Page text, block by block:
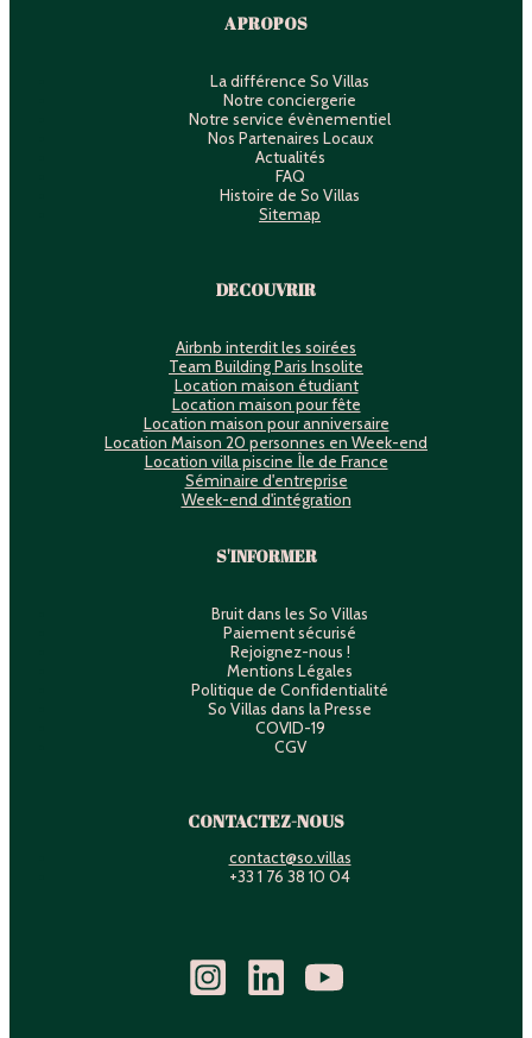
A PROPOS
La différence So Villas
Notre conciergerie
Notre service évènementiel
Nos Partenaires Locaux
Actualités
FAQ
Histoire de So Villas
Sitemap
DECOUVRIR
Airbnb interdit les soirées
Team Building Paris Insolite
Location maison étudiant
Location maison pour fête
Location maison pour anniversaire
Location Maison 20 personnes en Week-end
Location villa piscine Île de France
Séminaire d'entreprise
Week-end d'intégration
S'INFORMER
Bruit dans les So Villas
Paiement sécurisé
Rejoignez-nous !
Mentions Légales
Politique de Confidentialité
So Villas dans la Presse
COVID-19
CGV
CONTACTEZ-NOUS
contact@so.villas
+33 1 76 38 10 04